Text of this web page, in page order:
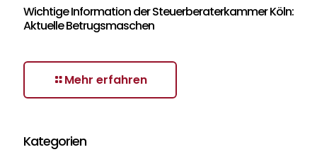
Wichtige Information der Steuerberaterkammer Köln:
Aktuelle Betrugsmaschen
Mehr erfahren
Kategorien